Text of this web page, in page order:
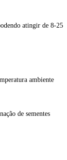
atingir de 8-25
ambiente
de sementes